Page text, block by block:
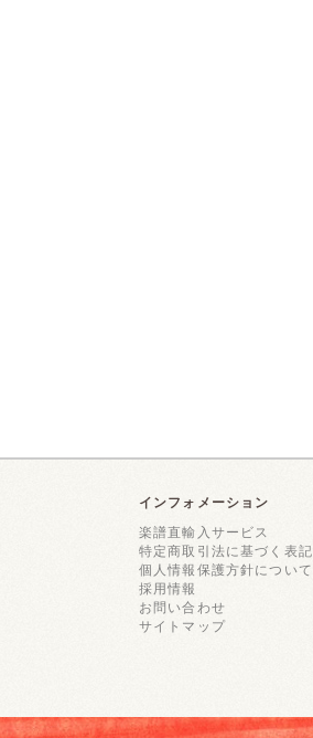
インフォメーション
楽譜直輸入サービス
特定商取引法に基づく表記
個人情報保護方針について
採用情報
お問い合わせ
サイトマップ